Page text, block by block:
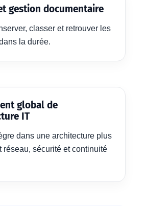
gestion documentaire
classer et retrouver les
la durée.
global de
IT
dans une architecture plus
réseau, sécurité et continuité